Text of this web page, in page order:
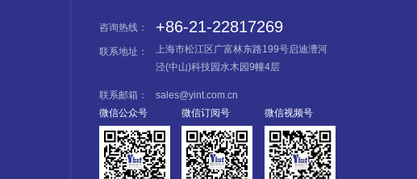
咨询热线： +86-21-22817269
联系地址：
上海市松江区广富林东路199号启迪漕河
泾(中山)科技园水木园9幢4层
联系邮箱：
sales@yint.com.cn
微信公众号
微信订阅号 微信视频号